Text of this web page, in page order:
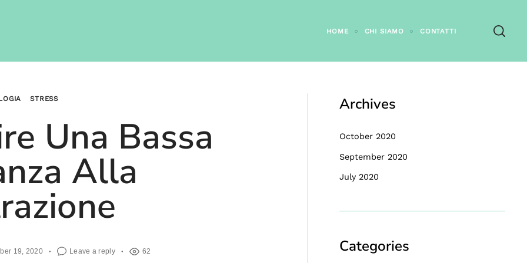
HOME CHI SIAMO CONTATTI
STRESS
Una Bassa
Alla
19, 2020 Leave a reply 62
Archives
October 2020
September 2020
July 2020
Categories